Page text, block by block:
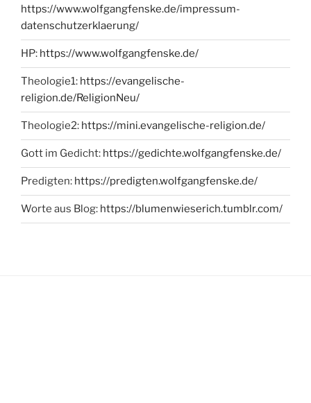
https://www.wolfgangfenske.de/impressum-
datenschutzerklaerung/
HP: https://www.wolfgangfenske.de/
Theologie1: https://evangelische-
religion.de/ReligionNeu/
Theologie2: https://mini.evangelische-religion.de/
Gott im Gedicht: https://gedichte.wolfgangfenske.de/
Predigten: https://predigten.wolfgangfenske.de/
Worte aus Blog: https://blumenwieserich.tumblr.com/